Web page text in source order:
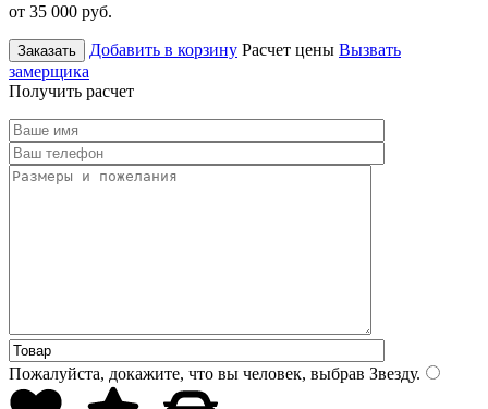
от 35 000 руб.
Заказать Добавить в корзину Расчет цены Вызвать
замерщика
Получить расчет
Пожалуйста, докажите, что вы человек, выбрав Звезду.